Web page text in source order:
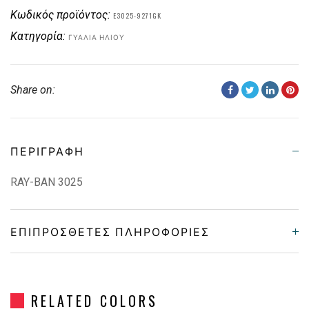
Κωδικός προϊόντος: E3025-9271GK
Κατηγορία: ΓΥΑΛΙΆ ΗΛΊΟΥ
Share on:
ΠΕΡΙΓΡΑΦΉ
RAY-BAN 3025
ΕΠΙΠΡΌΣΘΕΤΕΣ ΠΛΗΡΟΦΟΡΊΕΣ
Material Μεταλλικό
RELATED COLORS